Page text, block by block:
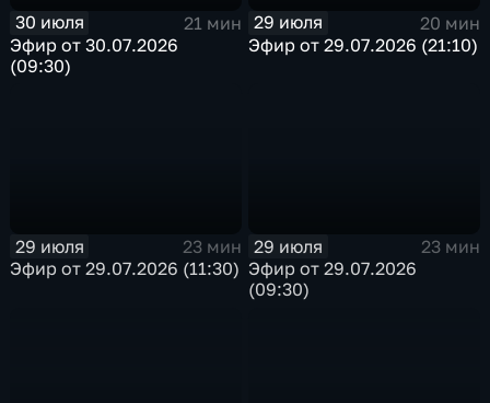
30 июля
21 мин
Эфир от 30.07.2026
(09:30)
29 июля
20 мин
Эфир от 29.07.2026 (21:10)
29 июля
23 мин
Эфир от 29.07.2026 (11:30)
29 июля
23 мин
Эфир от 29.07.2026
(09:30)